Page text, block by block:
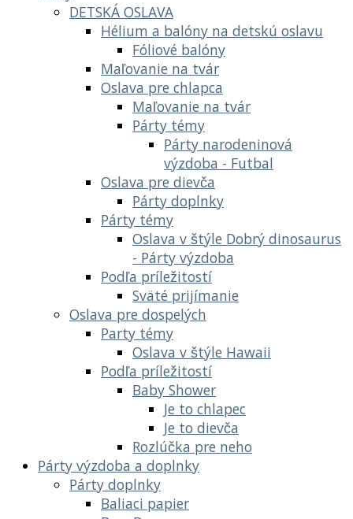
DETSKÁ OSLAVA
Hélium a balóny na detskú oslavu
Fóliové balóny
Maľovanie na tvár
Oslava pre chlapca
Maľovanie na tvár
Párty témy
Párty narodeninová
výzdoba - Futbal
Oslava pre dievča
Párty doplnky
Párty témy
Oslava v štýle Dobrý dinosaurus
- Párty výzdoba
Podľa príležitostí
Sväté prijímanie
Oslava pre dospelých
Party témy
Oslava v štýle Hawaii
Podľa príležitostí
Baby Shower
Je to chlapec
Je to dievča
Rozlúčka pre neho
Párty výzdoba a doplnky
Párty doplnky
Baliaci papier